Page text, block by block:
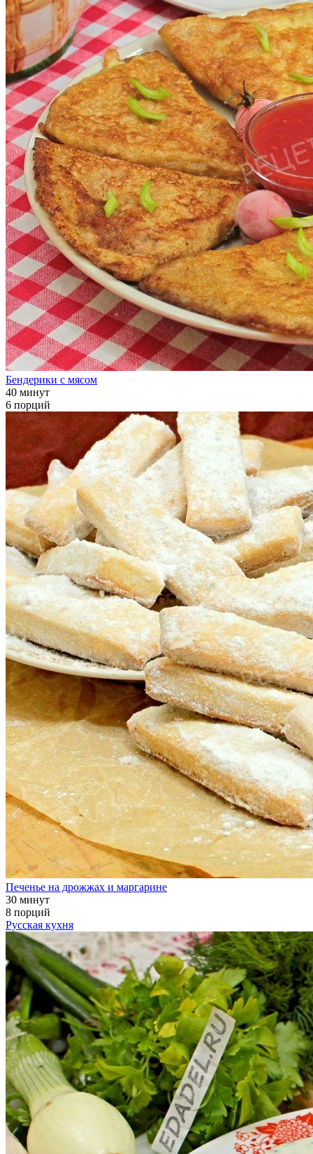
Бендерики с мясом
40 минут
6 порций
Печенье на дрожжах и маргарине
30 минут
8 порций
Русская кухня